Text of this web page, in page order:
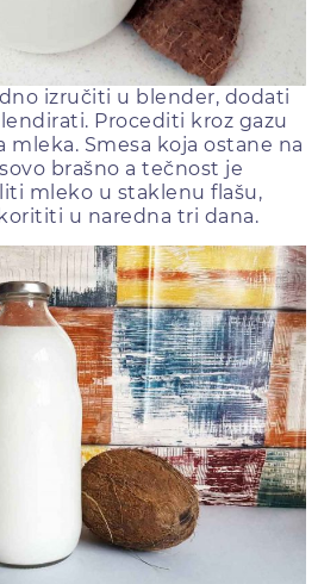
izručiti u blender, dodati
Procediti kroz gazu
mleka. Smesa koja ostane na
brašno a tečnost je
mleko u staklenu flašu,
u naredna tri dana.